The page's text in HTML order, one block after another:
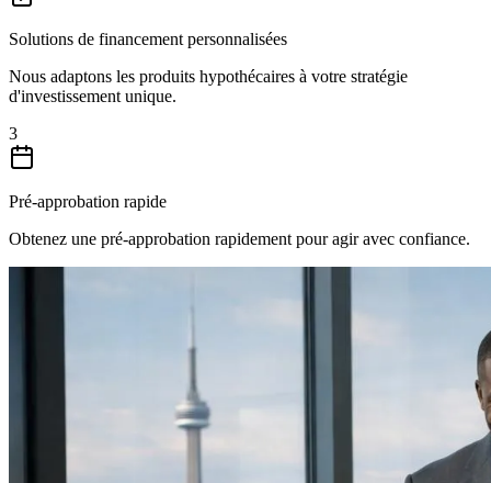
Solutions de financement personnalisées
Nous adaptons les produits hypothécaires à votre stratégie
d'investissement unique.
3
Pré-approbation rapide
Obtenez une pré-approbation rapidement pour agir avec confiance.